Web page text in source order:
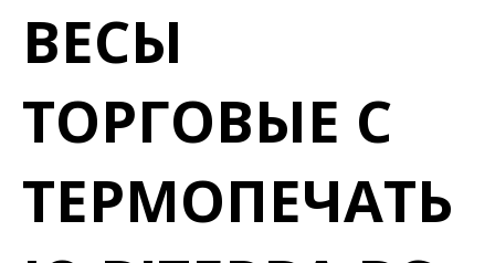
ВЕСЫ
ТОРГОВЫЕ С
ТЕРМОПЕЧАТЬ